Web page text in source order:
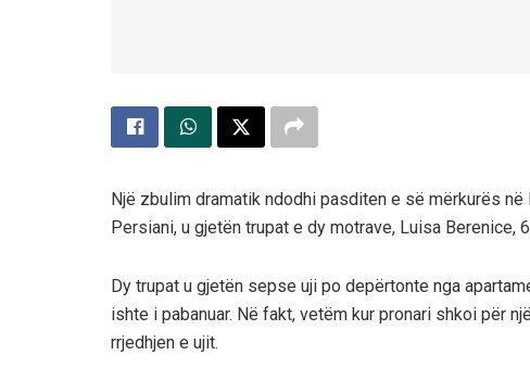
Një zbulim dramatik ndodhi pasditen e së mërkurës
Persiani, u gjetën trupat e dy motrave, Luisa Berenice,
Dy trupat u gjetën sepse uji po depërtonte nga
ishte i pabanuar. Në fakt, vetëm kur pronari shkoi për
rrjedhjen e ujit.